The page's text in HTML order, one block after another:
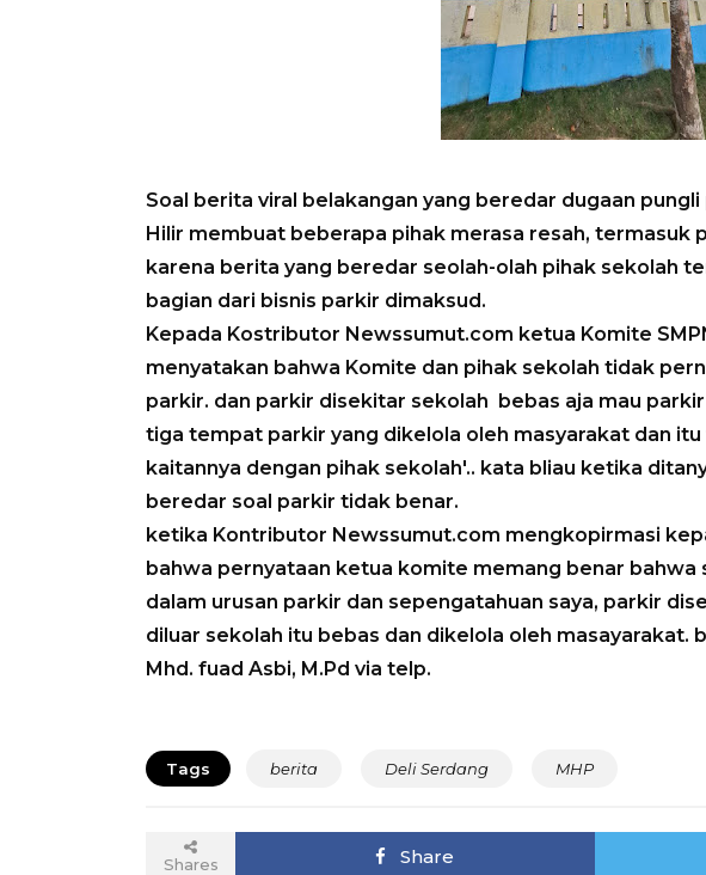
Soal berita viral belakangan yang beredar dugaan pungli
Hilir membuat beberapa pihak merasa resah, termasuk
karena berita yang beredar seolah-olah pihak sekolah
bagian dari bisnis parkir dimaksud.
Kepada Kostributor Newssumut.com ketua Komite
menyatakan bahwa Komite dan pihak sekolah tidak
parkir. dan parkir disekitar sekolah bebas aja mau
tiga tempat parkir yang dikelola oleh masyarakat dan itu
kaitannya dengan pihak sekolah'.. kata bliau ketika
beredar soal parkir tidak benar.
ketika Kontributor Newssumut.com mengkopirmasi
bahwa pernyataan ketua komite memang benar
dalam urusan parkir dan sepengatahuan saya, parkir
diluar sekolah itu bebas dan dikelola oleh masayarakat.
Mhd. fuad Asbi, M.Pd via telp.
Tags berita Deli Serdang MHP
Shares Share